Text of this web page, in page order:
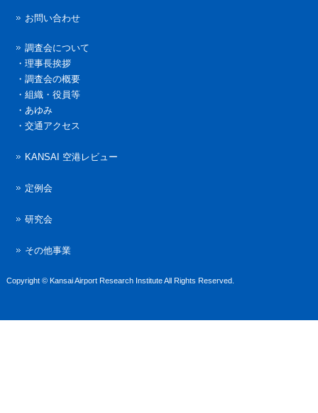
お問い合わせ
調査会について
・理事長挨拶
・調査会の概要
・組織・役員等
・あゆみ
・交通アクセス
KANSAI 空港レビュー
定例会
研究会
その他事業
Copyright © Kansai Airport Research Institute All Rights Reserved.